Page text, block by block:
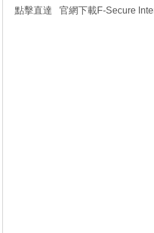
點擊直達官網下載F-Secure